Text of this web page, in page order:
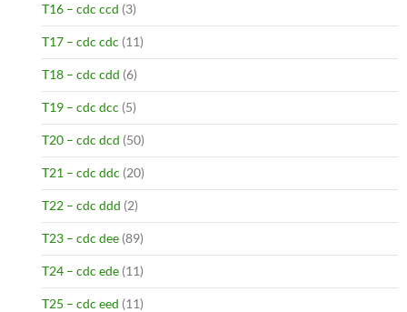
T16 – cdc ccd (3)
T17 – cdc cdc (11)
T18 – cdc cdd (6)
T19 – cdc dcc (5)
T20 – cdc dcd (50)
T21 – cdc ddc (20)
T22 – cdc ddd (2)
T23 – cdc dee (89)
T24 – cdc ede (11)
T25 – cdc eed (11)